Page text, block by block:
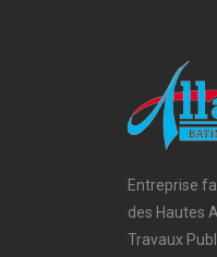
Entreprise
des Hautes
Travaux